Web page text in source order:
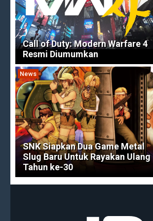
Call of Duty: Modern Warfare 4
Resmi Diumumkan
News
SNK Siapkan Dua Game Metal
Slug Baru Untuk Rayakan Ulang
Tahun ke-30